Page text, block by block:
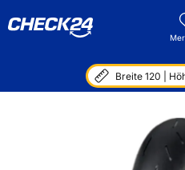
Breite 120 |